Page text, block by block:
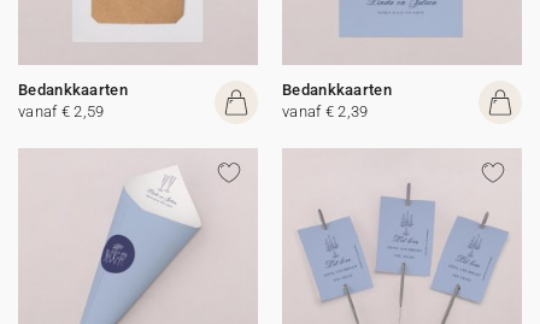
Bedankkaarten
vanaf € 2,59
Bedankkaarten
vanaf € 2,39